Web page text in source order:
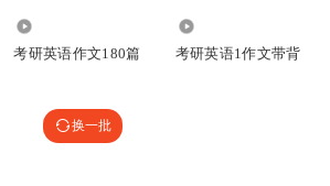
考研英语作文180篇 考研英语1作文带背
换一批